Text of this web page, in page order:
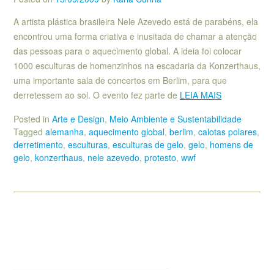
A artista plástica brasileira Nele Azevedo está de parabéns, ela
encontrou uma forma criativa e inusitada de chamar a atenção
das pessoas para o aquecimento global. A ideia foi colocar
1000 esculturas de homenzinhos na escadaria da Konzerthaus,
uma importante sala de concertos em Berlim, para que
derretessem ao sol. O evento fez parte de LEIA MAIS
Posted in Arte e Design, Meio Ambiente e Sustentabilidade
Tagged alemanha, aquecimento global, berlim, calotas polares,
derretimento, esculturas, esculturas de gelo, gelo, homens de
gelo, konzerthaus, nele azevedo, protesto, wwf